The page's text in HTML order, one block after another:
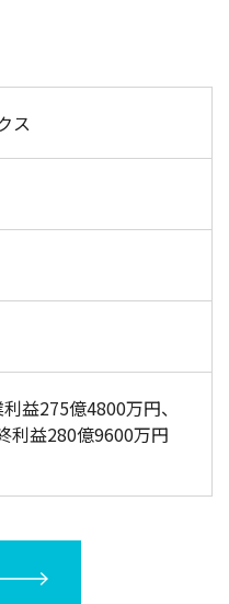
ス
益275億4800万円、
利益280億9600万円